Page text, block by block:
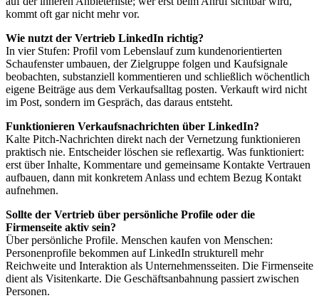
kommt oft gar nicht mehr vor.
Wie nutzt der Vertrieb LinkedIn richtig?
In vier Stufen: Profil vom Lebenslauf zum kundenorientierten
Schaufenster umbauen, der Zielgruppe folgen und Kaufsignale
beobachten, substanziell kommentieren und schließlich wöchentlich
eigene Beiträge aus dem Verkaufsalltag posten. Verkauft wird nicht
im Post, sondern im Gespräch, das daraus entsteht.
Funktionieren Verkaufsnachrichten über LinkedIn?
Kalte Pitch-Nachrichten direkt nach der Vernetzung funktionieren
praktisch nie. Entscheider löschen sie reflexartig. Was funktioniert:
erst über Inhalte, Kommentare und gemeinsame Kontakte Vertrauen
aufbauen, dann mit konkretem Anlass und echtem Bezug Kontakt
aufnehmen.
Sollte der Vertrieb über persönliche Profile oder die
Firmenseite aktiv sein?
Über persönliche Profile. Menschen kaufen von Menschen:
Personenprofile bekommen auf LinkedIn strukturell mehr
Reichweite und Interaktion als Unternehmensseiten. Die Firmenseite
dient als Visitenkarte. Die Geschäftsanbahnung passiert zwischen
Personen.